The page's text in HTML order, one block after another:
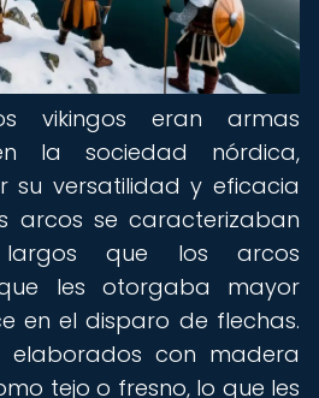
vikingos eran armas
la sociedad nórdica,
su versatilidad y eficacia
arcos se caracterizaban
que los arcos
les otorgaba mayor
en el disparo de flechas.
elaborados con madera
tejo o fresno, lo que les